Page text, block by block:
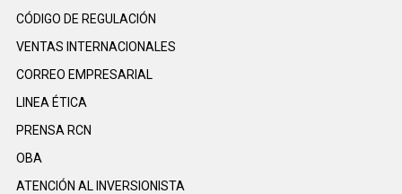
CÓDIGO DE REGULACIÓN
VENTAS INTERNACIONALES
CORREO EMPRESARIAL
LINEA ÉTICA
PRENSA RCN
OBA
ATENCIÓN AL INVERSIONISTA